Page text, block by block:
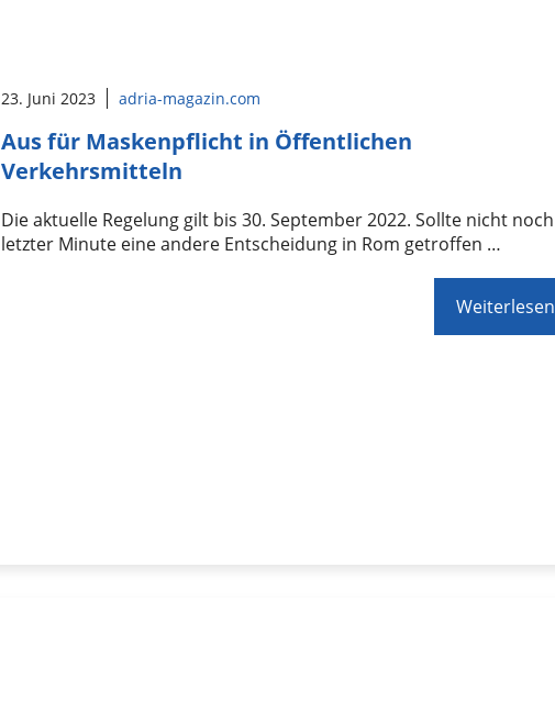
23. Juni 2023 adria-magazin.com
Aus für Maskenpflicht in Öffentlichen
Verkehrsmitteln
Die aktuelle Regelung gilt bis 30. September 2022. Sollte nicht
letzter Minute eine andere Entscheidung in Rom getroffen …
Weiterlesen